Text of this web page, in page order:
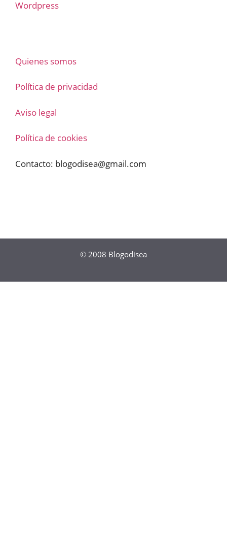
Wordpress
Quienes somos
Política de privacidad
Aviso legal
Política de cookies
Contacto: blogodisea@gmail.com
© 2008 Blogodisea